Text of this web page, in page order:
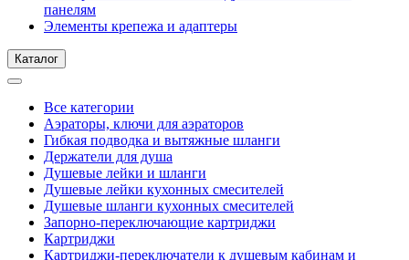
панелям
Элементы крепежа и адаптеры
Каталог
Все категории
Аэраторы, ключи для аэраторов
Гибкая подводка и вытяжные шланги
Держатели для душа
Душевые лейки и шланги
Душевые лейки кухонных смесителей
Душевые шланги кухонных смесителей
Запорно-переключающие картриджи
Картриджи
Картриджи-переключатели к душевым кабинам и